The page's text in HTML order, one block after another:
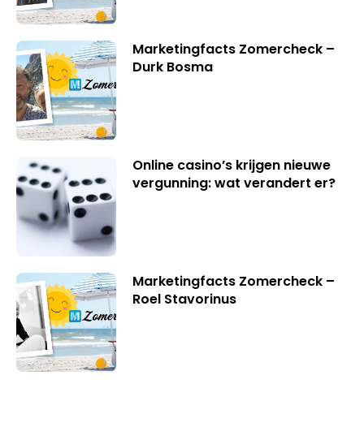
Marketingfacts Zomercheck –
Durk Bosma
Online casino’s krijgen nieuwe
vergunning: wat verandert er?
Marketingfacts Zomercheck –
Roel Stavorinus